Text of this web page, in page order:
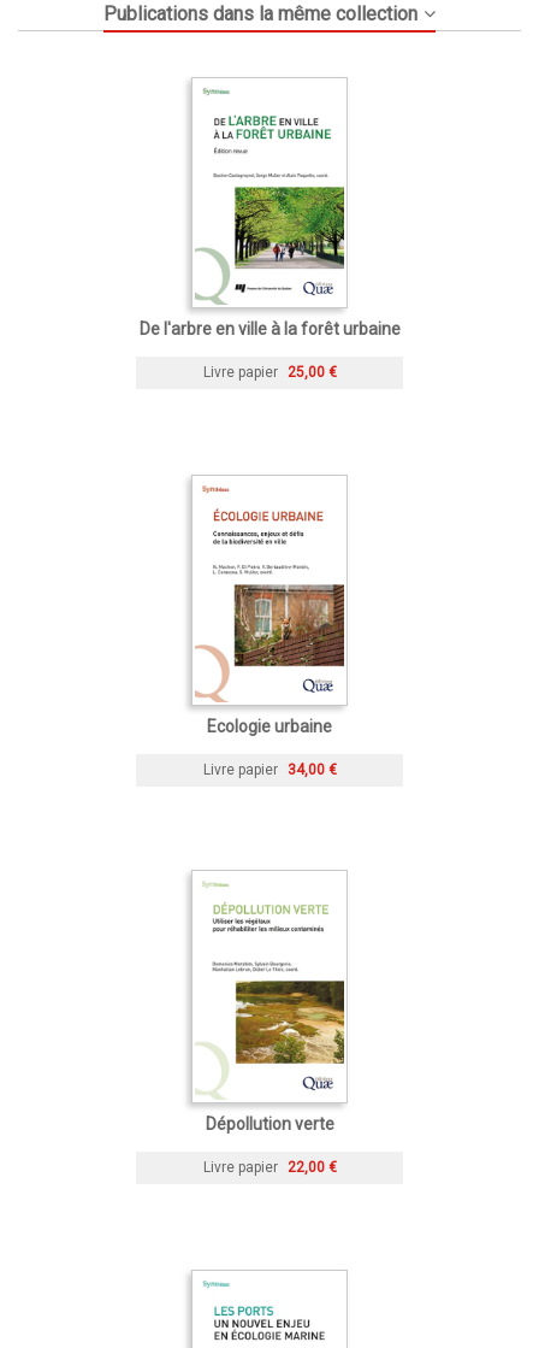
Publications dans la même collection
De l'arbre en ville à la forêt urbaine
Livre papier 25,00 €
Ecologie urbaine
Livre papier 34,00 €
Dépollution verte
Livre papier 22,00 €